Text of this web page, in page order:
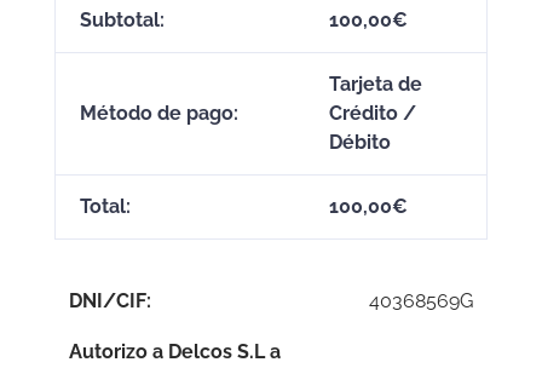
Subtotal: 100,00€
Método de pago:
Tarjeta de
Crédito /
Débito
Total: 100,00€
DNI/CIF: 40368569G
Autorizo a Delcos S.L a